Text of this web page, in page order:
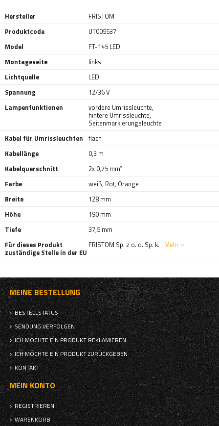
Hersteller
FRISTOM
Produktcode
UT005537
Model
FT-145 LED
Montageseite
links
Lichtquelle
LED
Spannung
12/36 V
Lampenfunktionen
vordere Umrissleuchte,
hintere Umrissleuchte,
Seitenmarkierungsleuchte
Kabel für Umrissleuchten
flach
Kabellänge
0,3 m
Kabelquerschnitt
2x 0,75 mm²
Farbe
weiß, Rot, Orange
Breite
128 mm
Höhe
190 mm
Tiefe
37,5 mm
Für dieses Produkt
zuständige Stelle in der EU
FRISTOM Sp. z o. o. Sp. k. Mehr
MEINE BESTELLUNG
BESTELLSTATUS
SENDUNG VERFOLGEN
ICH MÖCHTE EIN PRODUKT REKLAMIEREN
ICH MÖCHTE EIN PRODUKT ZURÜCKGEBEN
KONTAKT
MEIN KONTO
REGISTRIEREN
WARENKORB